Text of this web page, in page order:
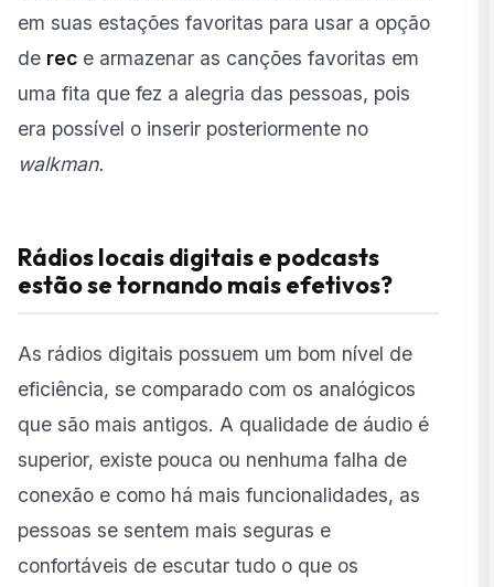
em suas estações favoritas para usar a opção
de rec e armazenar as canções favoritas em
uma fita que fez a alegria das pessoas, pois
era possível o inserir posteriormente no
walkman.
Rádios locais digitais e podcasts
estão se tornando mais efetivos?
As rádios digitais possuem um bom nível de
eficiência, se comparado com os analógicos
que são mais antigos. A qualidade de áudio é
superior, existe pouca ou nenhuma falha de
conexão e como há mais funcionalidades, as
pessoas se sentem mais seguras e
confortáveis de escutar tudo o que os